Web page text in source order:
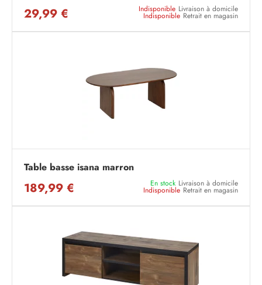
29,99 € Indisponible Livraison à domicile
Indisponible Retrait en magasin
Table basse isana marron
189,99 € En stock Livraison à domicile
Indisponible Retrait en magasin